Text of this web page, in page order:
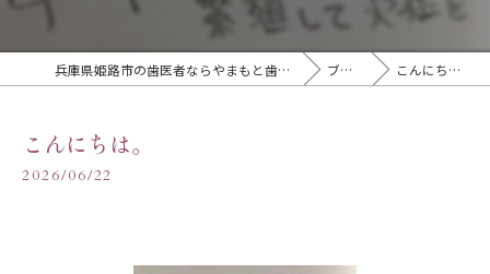
兵庫県姫路市の歯医者ならやまもと歯科医院 ブログ こんにちは。
こんにちは。
2026/06/22